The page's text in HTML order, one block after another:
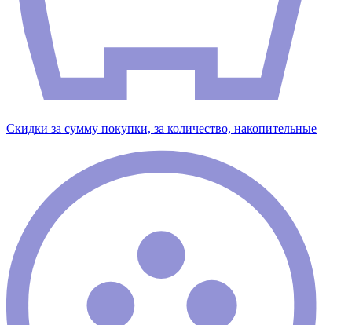
Скидки за сумму покупки, за количество, накопительные